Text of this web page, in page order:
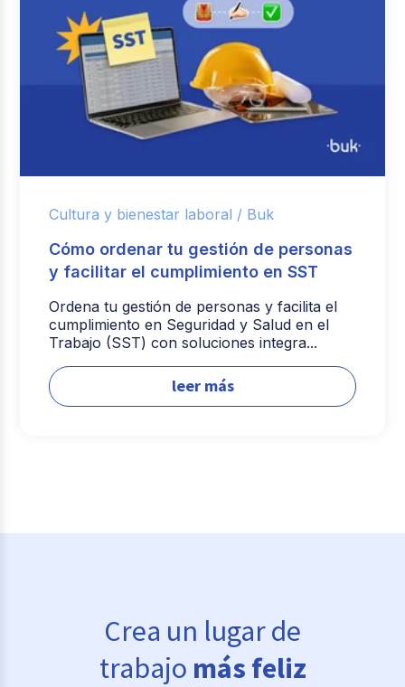
Cultura y bienestar laboral / Buk
Cómo ordenar tu gestión de personas
y facilitar el cumplimiento en SST
Ordena tu gestión de personas y facilita el
cumplimiento en Seguridad y Salud en el
Trabajo (SST) con soluciones integra...
leer más
Crea un lugar de
trabajo más feliz